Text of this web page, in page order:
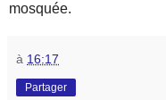
mosquée.
à 16:17
Partager